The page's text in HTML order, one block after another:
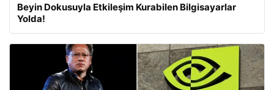
Beyin Dokusuyla Etkileşim Kurabilen Bilgisayarlar
Yolda!